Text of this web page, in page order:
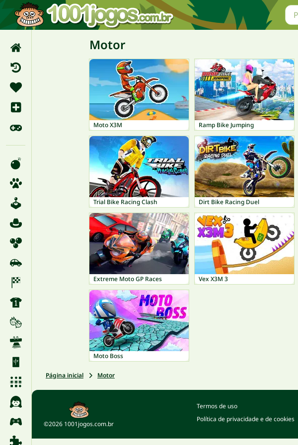
Motor
Moto X3M Ramp Bike Jumping
Trial Bike Racing Clash Dirt Bike Racing Duel
Extreme Moto GP Races Vex X3M 3
Moto Boss
Página inicial Motor
©2026 1001jogos.com.br
Termos de uso
Política de privacidade e de cookies